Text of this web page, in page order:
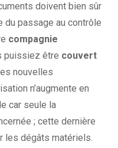
doivent bien sûr
du passage au contrôle
compagnie
puissiez être couvert
nouvelles
n’augmente en
car seule la
; cette dernière
les dégâts matériels.